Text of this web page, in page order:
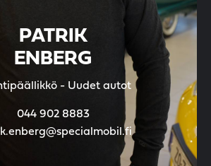
PATRIK
ENBERG
- Uudet autot
044 902 8883